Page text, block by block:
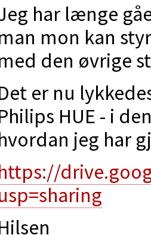
har længe
mon kan
den øvrige
er nu
HUE - i
jeg har